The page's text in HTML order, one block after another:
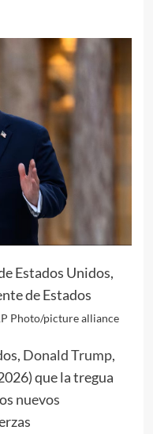
de Estados
Photo/picture alliance
Donald Trump,
que la tregua
nuevos